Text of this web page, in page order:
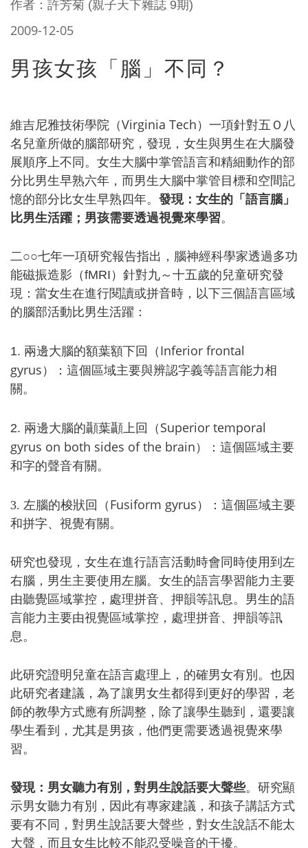
作者： 許芳菊 (親子天下雜誌 9期)
2009-12-05
男孩女孩「腦」不同？
維吉尼雅技術學院（Virginia Tech ）一項針對五Ｏ八
名兒童所做的腦部研究，發現，女生與男生在大腦發
展順序上不同。女生大腦中掌管語言和精細動作的部
分比男生早熟六年，而男生大腦中掌管目標和空間記
憶的部分比女生早熟四年。 發現：女生的「語言腦」
比男生活躍；男孩需要透過視覺來學習。
二○○七年一項研究報告指出，腦神經科學家透過多功
能磁振造影（fMRI ）針對九～十五歲的兒童研究發
現：當女生在進行閱讀或拼音時，以下三個語言區域
的腦部活動比男生活躍：
1. 兩邊大腦的額葉額下回（ Inferior frontal
gyrus ）：這個區域主要與辨認字義等語言能力相
關。
2. 兩邊大腦的顳葉顳上回（ Superior temporal
gyrus on both sides of the brain ）：這個區域主要
和字的聲音有關。
3. 左腦的梭狀回（ Fusiform gyrus ）：這個區域主要
和拼字、視覺有關。
研究也發現，女生在進行語言活動時會同時使用到左
右腦，男生主要使用左腦。 女生的語言學習能力主要
由聽覺區域掌控，處理拼音、押韻等訊息。男生的語
言能力主要由視覺區域掌控，處理拼音、押韻等訊
息。
此研究證明兒童在語言處理上，的確男女有別。也因
此研究者建議，為了讓男女生都得到更好的學習，老
師的教學方式應有所調整，除了讓學生聽到，還要讓
學生看到，尤其是男孩，他們更需要透過視覺來學
習。
發現：男女聽力有別，對男生說話要大聲些。 研究顯
示男女聽力有別，因此有專家建議，和孩子講話方式
要有不同，對男生說話要大聲些，對女生說話不能太
大聲，而且女生比較不能忍受噪音的干擾。